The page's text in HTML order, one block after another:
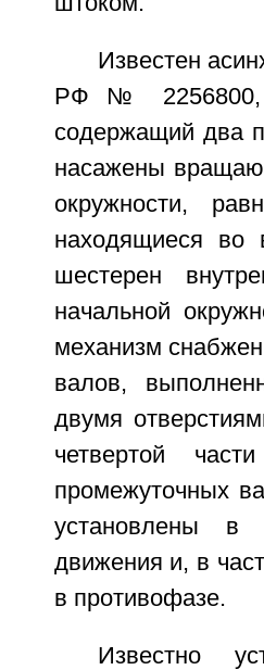
Известен
РФ № 2256800,
содержащий два
насажены
окружности,
находящиеся во
шестерен
начальной
механизм
валов,
двумя
четвертой
промежуточных
установлены в
движения и, в
в противофазе.
Известно